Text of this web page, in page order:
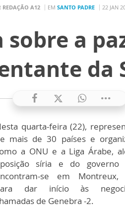
REDAÇÃO A12 EM SANTO PADRE 22 JAN
sobre a
da
quarta-feira (22),
mais de 30 países e
a ONU e a Liga Árabe,
síria e do governo
se em Montreux,
dar início às
de Genebra -2.